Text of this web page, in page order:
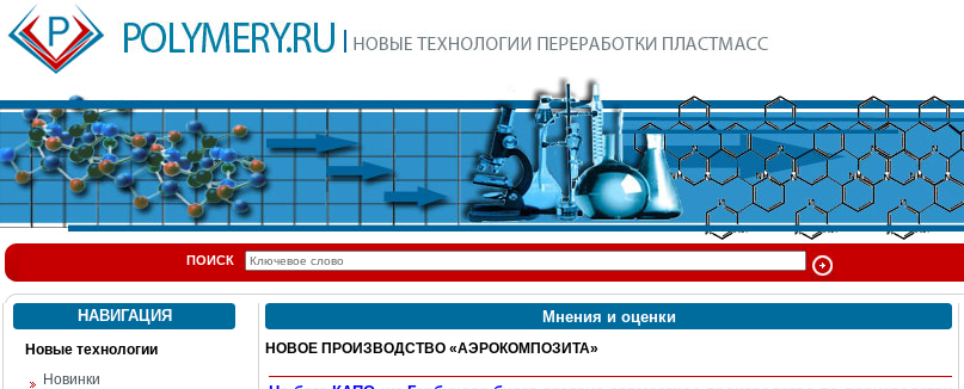
ПОИСК
НАВИГАЦИЯ
Новые технологии
Новинки
Мнения и оценки
НОВОЕ ПРОИЗВОДСТВО «АЭРОКОМПОЗИТА»